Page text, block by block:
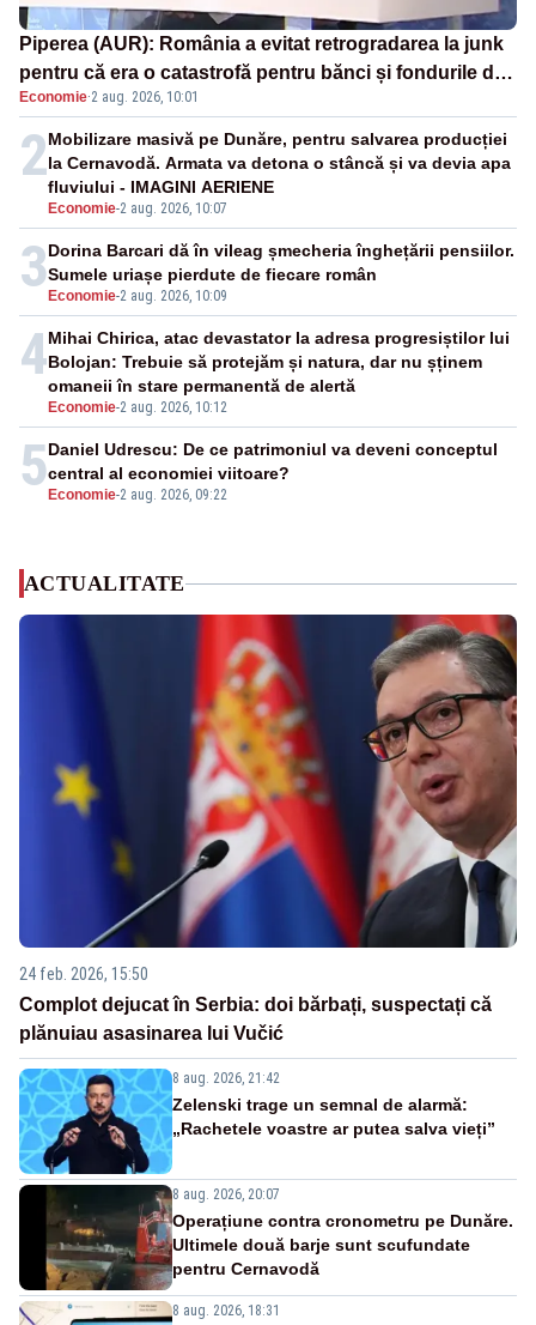
Piperea (AUR): România a evitat retrogradarea la junk
pentru că era o catastrofă pentru bănci și fondurile de
pensii
Economie·2 aug. 2026, 10:01
2
Economie-2 aug. 2026, 10:07
Mobilizare masivă pe Dunăre, pentru salvarea producției
la Cernavodă. Armata va detona o stâncă și va devia apa
fluviului - IMAGINI AERIENE
3 Economie-2 aug. 2026, 10:09
Dorina Barcari dă în vileag șmecheria înghețării pensiilor.
Sumele uriașe pierdute de fiecare român
4
Economie-2 aug. 2026, 10:12
Mihai Chirica, atac devastator la adresa progresiștilor lui
Bolojan: Trebuie să protejăm și natura, dar nu șținem
omaneii în stare permanentă de alertă
5 Economie-2 aug. 2026, 09:22
Daniel Udrescu: De ce patrimoniul va deveni conceptul
central al economiei viitoare?
ACTUALITATE
24 feb. 2026, 15:50
Complot dejucat în Serbia: doi bărbați, suspectați că
plănuiau asasinarea lui Vučić
8 aug. 2026, 21:42
Zelenski trage un semnal de alarmă:
„Rachetele voastre ar putea salva vieți”
8 aug. 2026, 20:07
Operațiune contra cronometru pe Dunăre.
Ultimele două barje sunt scufundate
pentru Cernavodă
8 aug. 2026, 18:31